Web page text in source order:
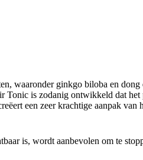
waaronder ginkgo biloba en
is zodanig ontwikkeld dat
een zeer krachtige aanpak van
is, wordt aanbevolen om te